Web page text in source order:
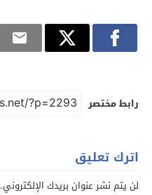
رابط مختصر
اترك تعليق
لن يتم نشر عنوان بريدك الإلكتروني.